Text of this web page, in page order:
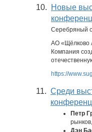
10.
Новые
Серебряный
АО «Щёлково
Компания
https://
11. Среди
Петр
Дэн